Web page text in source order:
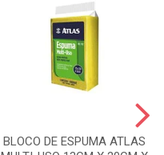
BLOCO DE ESPUMA ATLAS